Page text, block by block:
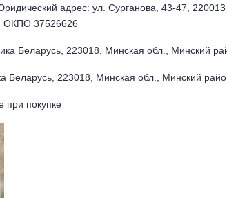
адрес: ул. Сурганова, 43-47, 220013
ОКПО 37526626
Беларусь, 223018, Минская обл., Минский
Беларусь, 223018, Минская обл., Минский
при покупке